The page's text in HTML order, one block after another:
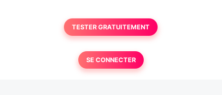
TESTER GRATUITEMENT
SE CONNECTER